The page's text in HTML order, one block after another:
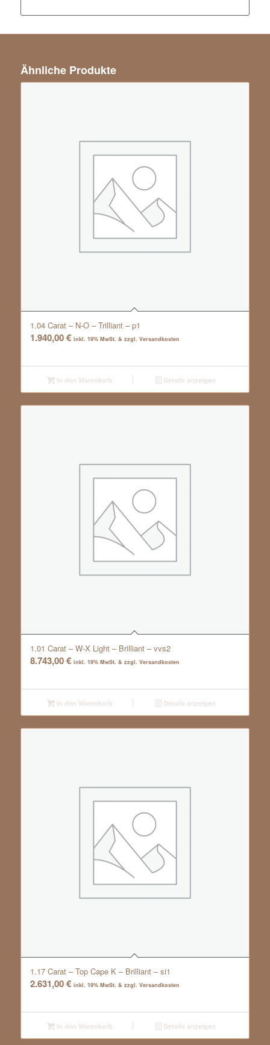
Ähnliche Produkte
1.04 Carat – N-O – Trilliant – p1
1.940,00€ inkl. 19% MwSt. & zzgl. Versandkosten
In den Warenkorb Details anzeigen
1.01 Carat – W-X Light – Brilliant – vvs2
8.743,00€ inkl. 19% MwSt. & zzgl. Versandkosten
In den Warenkorb Details anzeigen
1.17 Carat – Top Cape K – Brilliant – si1
2.631,00€ inkl. 19% MwSt. & zzgl. Versandkosten
In den Warenkorb Details anzeigen